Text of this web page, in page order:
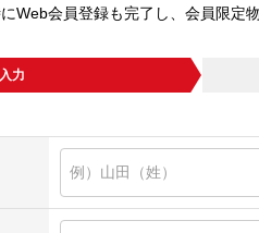
Web会員登録も完了し、会員限定
力